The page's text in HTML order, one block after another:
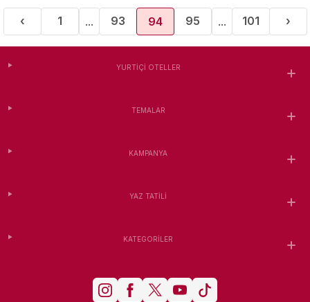
‹Previous
1 ... 93 94
(current)
95 ... 101 ›
YURTIÇI OTELLER
TEMALAR
KAMPANYA
YAZ TATILI
KATEGORILER